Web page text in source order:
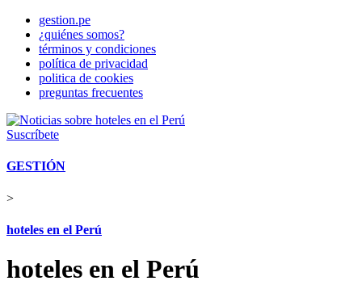
gestion.pe
¿quiénes somos?
términos y condiciones
política de privacidad
politica de cookies
preguntas frecuentes
Suscríbete
GESTIÓN
>
hoteles en el Perú
hoteles en el Perú